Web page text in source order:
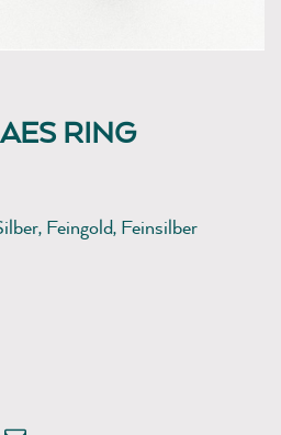
RING
Feingold, Feinsilber